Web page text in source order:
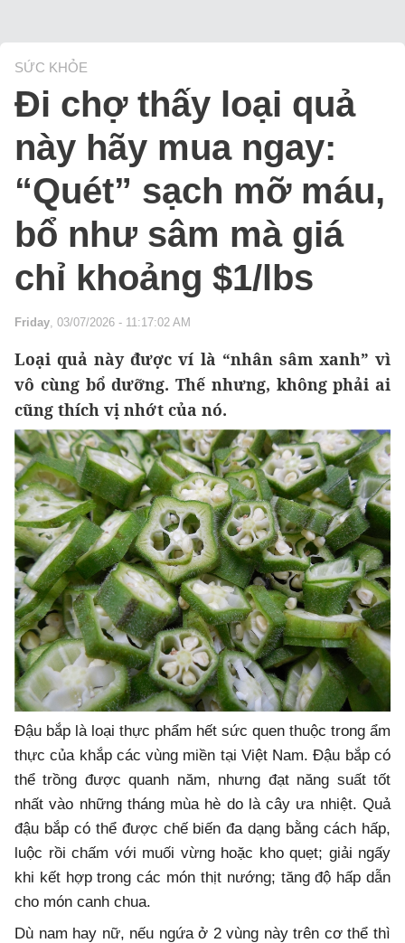
SỨC KHỎE
Đi chợ thấy loại quả
này hãy mua ngay:
“Quét” sạch mỡ máu,
bổ như sâm mà giá
chỉ khoảng $1/lbs
Friday, 03/07/2026 - 11:17:02 AM
Loại quả này được ví là “nhân sâm xanh” vì
vô cùng bổ dưỡng. Thế nhưng, không phải ai
cũng thích vị nhớt của nó.
Đậu bắp là loại thực phẩm hết sức quen thuộc trong ẩm
thực của khắp các vùng miền tại Việt Nam. Đậu bắp có
thể trồng được quanh năm, nhưng đạt năng suất tốt
nhất vào những tháng mùa hè do là cây ưa nhiệt. Quả
đậu bắp có thể được chế biến đa dạng bằng cách hấp,
luộc rồi chấm với muối vừng hoặc kho quẹt; giải ngấy
khi kết hợp trong các món thịt nướng; tăng độ hấp dẫn
cho món canh chua.
Dù nam hay nữ, nếu ngứa ở 2 vùng này trên cơ thể thì